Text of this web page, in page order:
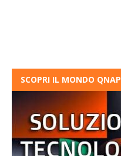
SCOPRI IL MONDO QNAP